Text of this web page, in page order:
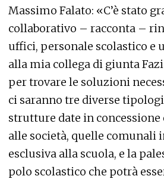
Massimo Falato: «C’è stato
collaborativo – racconta –
uffici, personale scolastico e
alla mia collega di giunta
per trovare le soluzioni
ci saranno tre diverse
strutture date in concessione
alle società, quelle comunali
esclusiva alla scuola, e la
polo scolastico che potrà